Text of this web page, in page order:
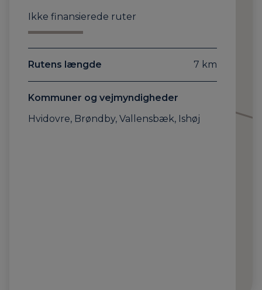
Ikke finansierede ruter
Rutens længde 7 km
Kommuner og vejmyndigheder
Hvidovre, Brøndby, Vallensbæk, Ishøj